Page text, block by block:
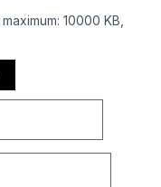
10000 KB,